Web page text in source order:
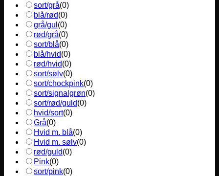
sort/grå(0)
blå/rød(0)
grå/gul (0)
rød/grå(0)
sort/blå(0)
blå/hvid(0)
rød/hvid(0)
sort/sølv(0)
sort/chockpink(0)
sort/signalgrøn(0)
sort/rød/guld(0)
hvid/sort(0)
Grå(0)
Hvid m. blå(0)
Hvid m. sølv(0)
rød/guld(0)
Pink(0)
sort/pink(0)